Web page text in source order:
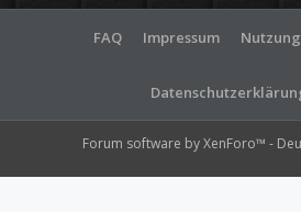
FAQ Impressum
Forum software by XenForo™ -